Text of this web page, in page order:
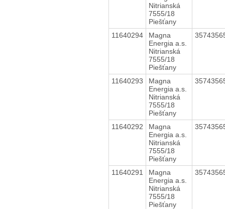
Nitrianská
7555/18
Piešťany
11640294
Magna
Energia a.s.
Nitrianská
7555/18
Piešťany
11640293
Magna
Energia a.s.
Nitrianská
7555/18
Piešťany
11640292
Magna
Energia a.s.
Nitrianská
7555/18
Piešťany
11640291
Magna
Energia a.s.
Nitrianská
7555/18
Piešťany